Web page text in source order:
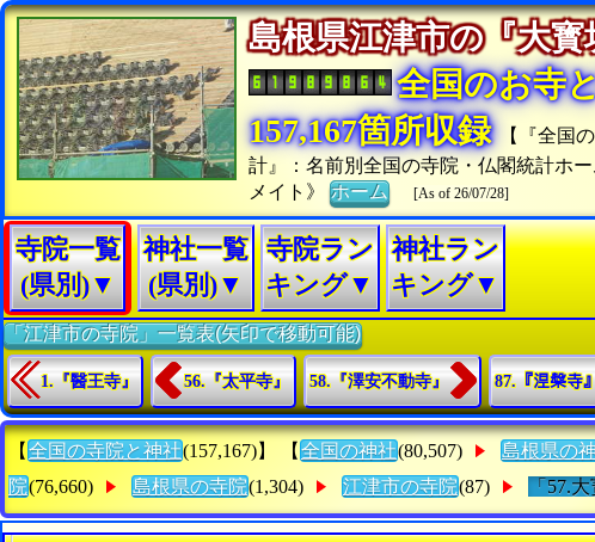
島根県江津市の『大
全国のお寺
157,167箇所収録
【『全国
計』：名前別全国の寺院・仏閣統計ホ
メイト》ホーム [As of 26/07/28]
寺院一覧
(県別)▼
神社一覧
(県別)▼
寺院ラン
キング▼
神社ラン
キング▼
「江津市の寺院」一覧表(矢印で移動可能)
1.『醫王寺』 56.『太平寺』 58.『澤安不動寺』 87.『𣵀槃寺
【 全国の寺院と神社(157,167)】 【 全国の神社(80,507) 島根県の
院(76,660) 島根県の寺院(1,304) 江津市の寺院(87) 「57.